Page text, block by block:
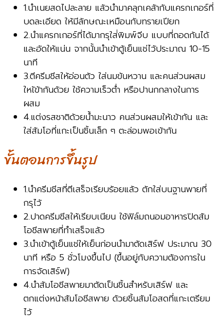
1.นำเนยสดไปละลาย แล้วนำมาคลุกเคล้ากับแครกเกอร์ที่
บดละเอียด ให้มีลักษณะเหมือนกับทรายเปียก
2.นำแครกเกอร์ที่ได้มากรุใส่่พิมพ์จีบ แบบที่ถอดก้นได้
และอัดให้แน่น จากนั้นนำเข้าตู้เย็นแช่ไว้ประมาณ 10-15
นาที
3.ตีครีมชีสให้อ่อนตัว ใส่นมข้นหวาน และคนส่วนผสม
ใหเ้ข้ากันด้วย ใช้ความเร็วต่ำ หรือปานกกลางในการ
ผสม
4.แต่งรสชาติด้วยน้ำมะนาว คนส่วนผสมให้เข้ากัน และ
ใส่ส้มโอที่แกะเป็นชิ้นเล็ก ๆ ตะล่อมพอเข้ากัน
ขั้นตอนการขึ้นรูป
1.นำครีมชีสที่ตีเสร็จเรียบร้อยแล้ว ตักใส่บนฐานพายที่
กรุไว้
2.ปาดครีมชีสให้เรียบเนียน ใช้ฟิล์มถนอมอาหารปิดส้ม
โอชีสพายที่ทำเสร็จแล้ว
3.นำเข้าตู้เย็นแช่ให้เย็นก่อนนำมาตัดเสิร์ฟ ประมาณ 30
นาที หรือ 5 ชั่วโมงขึ้นไป (ขึ้นอยู่กับความต้องการใน
การจัดเสิร์ฟ)
4.นำส้มโอชีสพายมาตัดเป็นชิ้นสำหรับเสิร์ฟ และ
ตกแต่งหน้าส้มโอชีสพาย ด้วยชิ้นส้มโอสดที่แกะเตรียม
ไว้